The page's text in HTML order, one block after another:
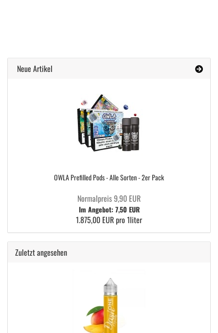
Neue Artikel
OWLA Prefilled Pods - Alle Sorten - 2er Pack
Normalpreis 9,90 EUR
Im Angebot: 7,50 EUR
1.875,00 EUR pro 1liter
Zuletzt angesehen